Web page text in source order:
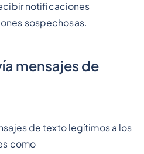
notificaciones
sospechosas.
mensajes de
de texto legítimos a los
como